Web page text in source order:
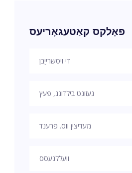
פאָלקס קאַטעגאָריעס
די ויסשרייַבן
געזונט בילדונג, פּעץ
מעדיצין ווס. פרענד
וועללנעסס